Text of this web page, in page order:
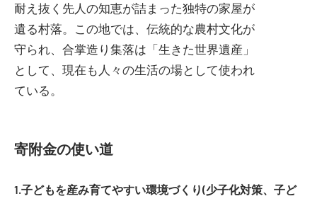
耐え抜く先人の知恵が詰まった独特の家屋が
遺る村落。この地では、伝統的な農村文化が
守られ、合掌造り集落は「生きた世界遺産」
として、現在も人々の生活の場として使われ
ている。
寄附金の使い道
1.子どもを産み育てやすい環境づくり(少子化対策、子ど